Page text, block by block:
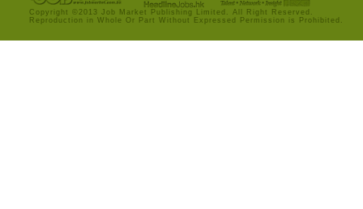
Copyright ©2013 Job Market Publishing Limited. All Right Reserved.
Reproduction in Whole Or Part Without Expressed Permission is Prohibited.